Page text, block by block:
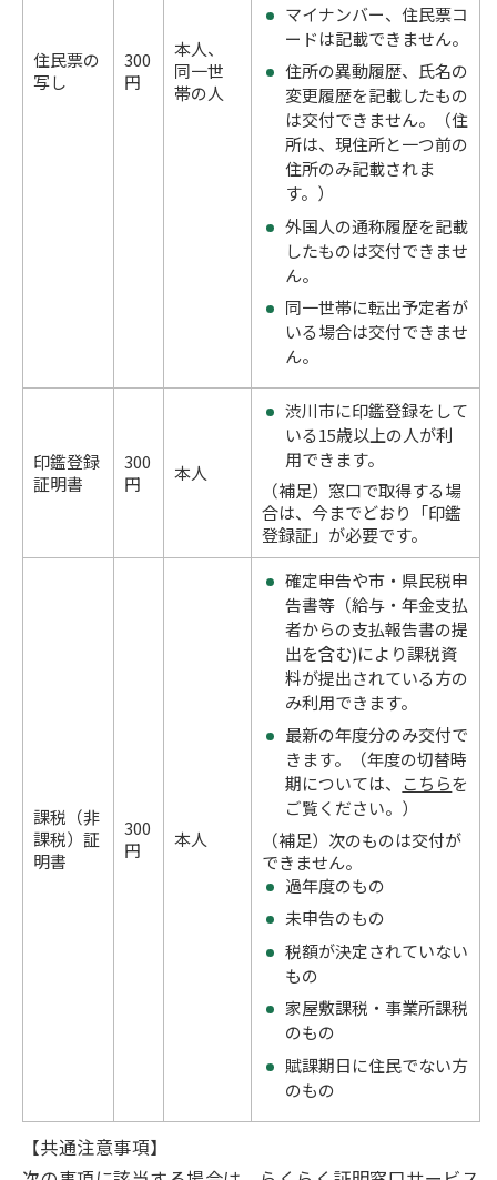
住民票の
写し
300
円
本人、
同一世
帯の人
マイナンバー、住民票コ
ードは記載できません。
住所の異動履歴、氏名の
変更履歴を記載したもの
は交付できません。（住
所は、現住所と一つ前の
住所のみ記載されま
す。）
外国人の通称履歴を記載
したものは交付できませ
ん。
同一世帯に転出予定者が
いる場合は交付できませ
ん。
印鑑登録
証明書
300
円
本人
渋川市に印鑑登録をして
いる15歳以上の人が利
用できます。
（補足）窓口で取得する場
合は、今までどおり「印鑑
登録証」が必要です。
課税（非
課税）証
明書
300
円
本人
確定申告や市・県民税申
告書等（給与・年金支払
者からの支払報告書の提
出を含む)により課税資
料が提出されている方の
み利用できます。
最新の年度分のみ交付で
きます。（年度の切替時
期については、 こちらを
ご覧ください。）
（補足）次のものは交付が
できません。
過年度のもの
未申告のもの
税額が決定されていない
もの
家屋敷課税・事業所課税
のもの
賦課期日に住民でない方
のもの
【共通注意事項】